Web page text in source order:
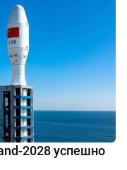
2028 успешно